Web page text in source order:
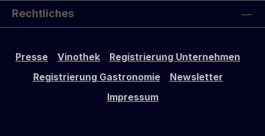
Rechtliches
Presse Vinothek
Registrierung Unternehmen
Registrierung Gastronomie
Newsletter
Impressum